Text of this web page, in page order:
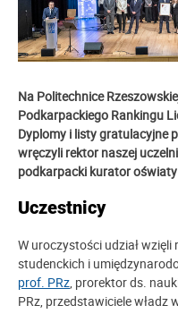
Na Politechnice
Podkarpackiego Rankingu
Dyplomy i listy gratulacyjne
wręczyli rektor naszej uczelni
podkarpacki kurator
Uczestnicy
W uroczystości udział
studenckich i
prof. PRz , prorektor ds.
PRz, przedstawiciele władz